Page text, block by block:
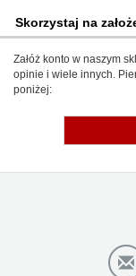
Skorzystaj na
Załóż konto w naszym
opinie i wiele innych.
poniżej: